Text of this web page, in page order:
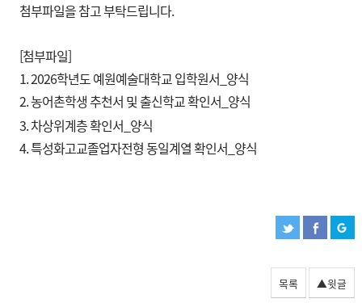
첨부파일을 참고 부탁드립니다.
[첨부파일]
1. 2026학년도 예원예술대학교 입학원서_양식
2. 농어촌학생 추천서 및 출신학교 확인서_양식
3. 차상위계층 확인서_양식
4. 특성화고교졸업자전형 동일계열 확인서_양식
목록 ▲윗글